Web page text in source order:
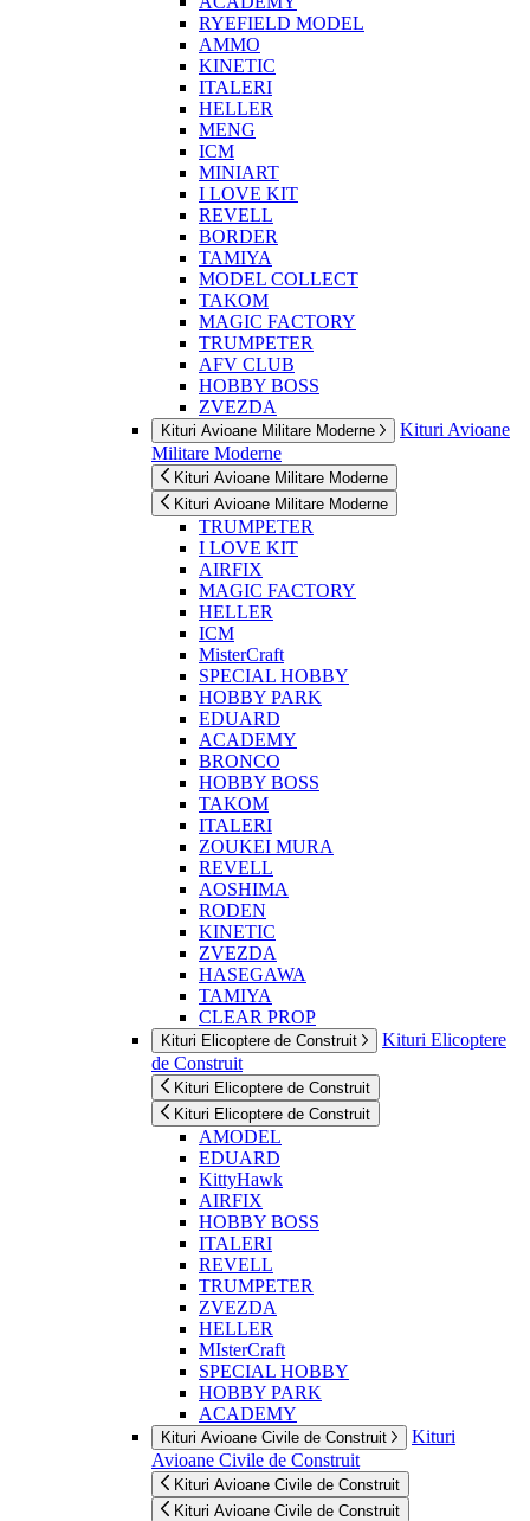
RYEFIELD MODEL
AMMO
KINETIC
ITALERI
HELLER
MENG
ICM
MINIART
I LOVE KIT
REVELL
BORDER
TAMIYA
MODEL COLLECT
TAKOM
MAGIC FACTORY
TRUMPETER
AFV CLUB
HOBBY BOSS
ZVEZDA
Kituri Avioane Militare Moderne
Kituri Avioane
Militare Moderne
Kituri Avioane Militare Moderne
Kituri Avioane Militare Moderne
TRUMPETER
I LOVE KIT
AIRFIX
MAGIC FACTORY
HELLER
ICM
MisterCraft
SPECIAL HOBBY
HOBBY PARK
EDUARD
ACADEMY
BRONCO
HOBBY BOSS
TAKOM
ITALERI
ZOUKEI MURA
REVELL
AOSHIMA
RODEN
KINETIC
ZVEZDA
HASEGAWA
TAMIYA
CLEAR PROP
Kituri Elicoptere de Construit
Kituri Elicoptere
de Construit
Kituri Elicoptere de Construit
Kituri Elicoptere de Construit
AMODEL
EDUARD
KittyHawk
AIRFIX
HOBBY BOSS
ITALERI
REVELL
TRUMPETER
ZVEZDA
HELLER
MIsterCraft
SPECIAL HOBBY
HOBBY PARK
ACADEMY
Kituri Avioane Civile de Construit
Kituri
Avioane Civile de Construit
Kituri Avioane Civile de Construit
Kituri Avioane Civile de Construit